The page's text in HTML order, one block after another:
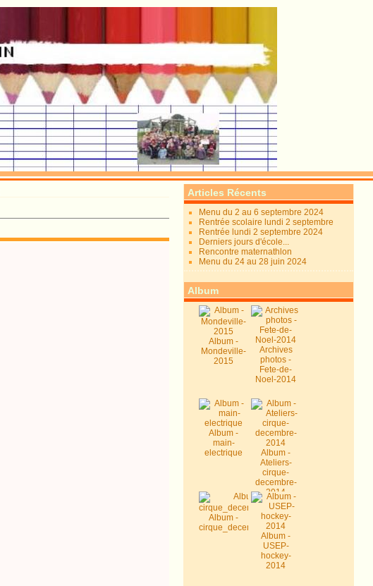
Articles Récents
Menu du 2 au 6 septembre 2024
Rentrée scolaire lundi 2 septembre
Rentrée lundi 2 septembre 2024
Derniers jours d'école...
Rencontre maternathlon
Menu du 24 au 28 juin 2024
Album
Album -
Mondeville-
2015
Archives
photos -
Fete-de-
Noel-2014
Album -
main-
electrique
Album -
Ateliers-
cirque-
decembre-
2014
Album -
cirque_decembre2014
Album -
USEP-
hockey-
2014